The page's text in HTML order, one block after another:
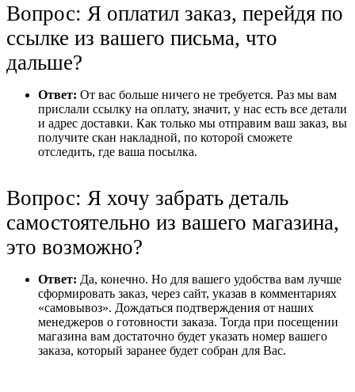
Вопрос: Я оплатил заказ, перейдя по
ссылке из вашего письма, что
дальше?
Ответ: От вас больше ничего не требуется. Раз мы вам
прислали ссылку на оплату, значит, у нас есть все детали
и адрес доставки. Как только мы отправим ваш заказ, вы
получите скан накладной, по которой сможете
отследить, где ваша посылка.
Вопрос: Я хочу забрать деталь
самостоятельно из вашего магазина,
это возможно?
Ответ: Да, конечно. Но для вашего удобства вам лучше
сформировать заказ, через сайт, указав в комментариях
«самовывоз». Дождаться подтверждения от наших
менеджеров о готовности заказа. Тогда при посещении
магазина вам достаточно будет указать номер вашего
заказа, который заранее будет собран для Вас.